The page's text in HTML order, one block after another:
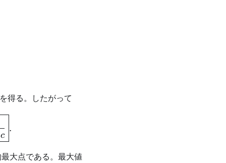
得る。したがって
y=\frac{b}{a+b+c},\qquad
c
.
大点である。最大値